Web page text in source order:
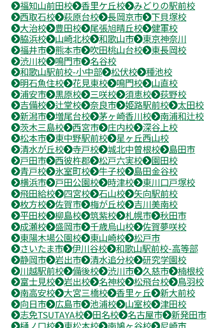
福知山前田校
香里ケ丘校
みどりの駅前校
西取石校
萩原台校 長岡京市
下貝塚校
大治校
豊田校 尾張旭晴丘校
健軍校
脇浜校
山崎北校 和歌山市
東京神奈川
福井市
熊本市 吹田桃山台校
東長岡校
渋川校
鳴門市
名谷校
和歌山駅前校-小中部
松伏校
種池校
明石魚住校
花見東校 鳴門校
山直校
浦安市
黒原校 三咲校 須恵校
荻野校
吉備校
辻堂校 奈良市 姫路駅前校
太田校
新潟市
増尾台校 茅ヶ崎香川校
南浦和辻校
茨木三島校
西宮市 庄内校
深谷上校
松本市
東中野駅前校
星ヶ丘西山校
清水が丘校
寺戸校 城北中曽根校
島田市
戸田市
西彼杵郡 松戸六実校
園田校
青戸校
氷室町校 牛子校
島田金谷校
横浜市
戸田公園校 時津校
東川口戸塚校
飛田給校
四宮校 石山校
矢向駅前校
枚方校
佐賀市 梅が丘校
吉川美南校
平田校
柳島校 筑紫校 札幌市
秋田市
成瀬校
盛岡市 千歳烏山校
佐賀夢咲校
東陽木場公園校
東山崎校
松戸市
さいたま市
伊川谷校
和歌山駅前校-高等部
静岡市
岩出市 清水追分校
研究学園校
川越駅前校
備後校 渋川市 久慈市
楠根校
富士見校
岩出校 名神校 松飛台校
鳥羽校
南高安校
大宮三橋校 香里ヶ丘
新大前校
向日市
広島市 池浦校 山室校
津田校
志免TSUTAYA校
田名校 名古屋市
新発田市